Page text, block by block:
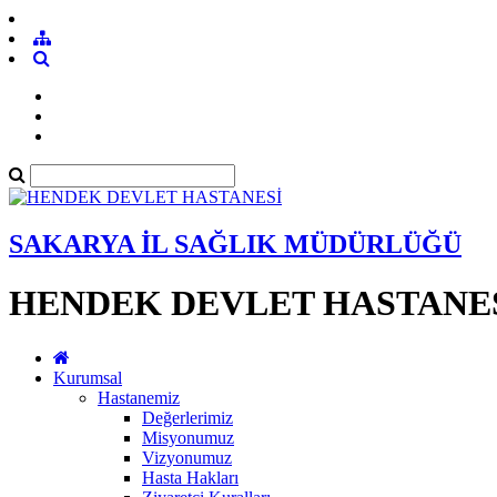
SAKARYA İL SAĞLIK MÜDÜRLÜĞÜ
HENDEK DEVLET
Kurumsal
Hastanemiz
Değerlerimiz
Misyonumuz
Vizyonumuz
Hasta Hakları